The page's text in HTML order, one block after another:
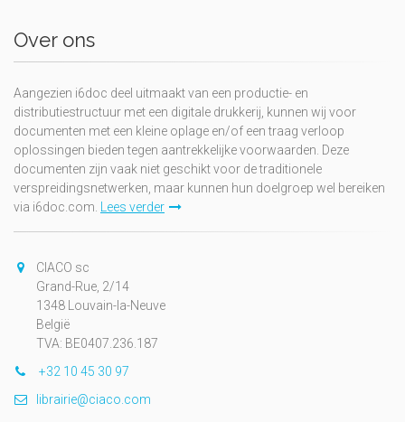
Over ons
Aangezien i6doc deel uitmaakt van een productie- en
distributiestructuur met een digitale drukkerij, kunnen wij voor
documenten met een kleine oplage en/of een traag verloop
oplossingen bieden tegen aantrekkelijke voorwaarden. Deze
documenten zijn vaak niet geschikt voor de traditionele
verspreidingsnetwerken, maar kunnen hun doelgroep wel bereiken
via i6doc.com. Lees verder
CIACO sc
Grand-Rue, 2/14
1348 Louvain-la-Neuve
België
TVA: BE0407.236.187
+32 10 45 30 97
librairie@ciaco.com